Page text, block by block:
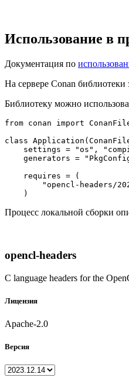
Использование в
Документация по
На сервере Conan
Библиотеку можно
from conan import
class Application (
    settings =
"os" ,
    generators =
    requires = (
"opencl-headers/
Процесс локальной сборки
opencl-headers
C language headers for the
Лицензия
Apache-2.0
Версия